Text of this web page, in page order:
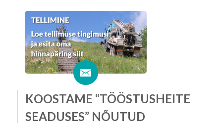
KOOSTAME “TÖÖSTUSHEITE
SEADUSES” NÕUTUD